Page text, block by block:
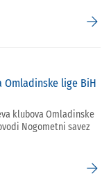
arrow_forward
lige BiH
klubova Omladinske
Nogometni savez
arrow_forward